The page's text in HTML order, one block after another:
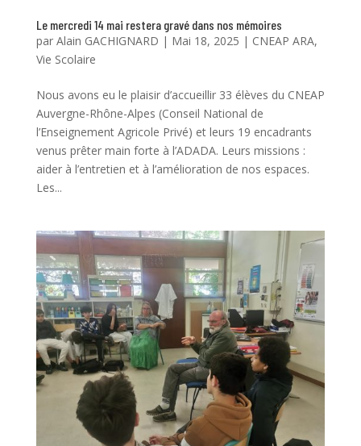
Le mercredi 14 mai restera gravé dans nos mémoires
par Alain GACHIGNARD | Mai 18, 2025 | CNEAP ARA,
Vie Scolaire
Nous avons eu le plaisir d’accueillir 33 élèves du CNEAP
Auvergne-Rhône-Alpes (Conseil National de
l’Enseignement Agricole Privé) et leurs 19 encadrants
venus prêter main forte à l’ADADA. Leurs missions :
aider à l’entretien et à l’amélioration de nos espaces.
Les...